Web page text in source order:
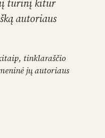
turinį kitur
autoriaus
tinklaraščio
jų autoriaus